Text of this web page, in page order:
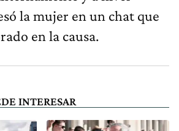
la mujer en un chat que
en la causa.
INTERESAR